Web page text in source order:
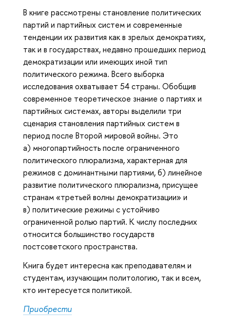
В книге рассмотрены становление политических
партий и партийных систем и современные
тенденции их развития как в зрелых демократиях,
так и в государствах, недавно прошедших период
демократизации или имеющих иной тип
политического режима. Всего выборка
исследования охватывает 54 страны. Обобщив
современное теоретическое знание о партиях и
партийных системах, авторы выделили три
сценария становления партийных систем в
период после Второй мировой войны. Это
а) многопартийность после ограниченного
политического плюрализма, характерная для
режимов с доминантными партиями, б) линейное
развитие политического плюрализма, присущее
странам «третьей волны демократизации» и
в) политические режимы с устойчиво
ограниченной ролью партий. К числу последних
относится большинство государств
постсоветского пространства.
Книга будет интересна как преподавателям и
студентам, изучающим политологию, так и всем,
кто интересуется политикой.
Приобрести